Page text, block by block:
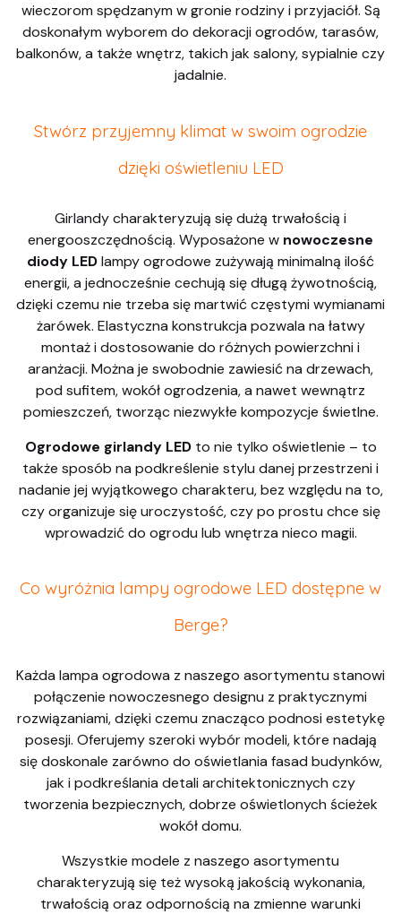
wieczorom spędzanym w gronie rodziny i przyjaciół. Są
doskonałym wyborem do dekoracji ogrodów, tarasów,
balkonów, a także wnętrz, takich jak salony, sypialnie czy
jadalnie.
Stwórz przyjemny klimat w swoim ogrodzie
dzięki oświetleniu LED
Girlandy charakteryzują się dużą trwałością i
energooszczędnością. Wyposażone w nowoczesne
diody LEDlampy ogrodowe zużywają minimalną ilość
energii, a jednocześnie cechują się długą żywotnością,
dzięki czemu nie trzeba się martwić częstymi wymianami
żarówek. Elastyczna konstrukcja pozwala na łatwy
montaż i dostosowanie do różnych powierzchni i
aranżacji. Można je swobodnie zawiesić na drzewach,
pod sufitem, wokół ogrodzenia, a nawet wewnątrz
pomieszczeń, tworząc niezwykłe kompozycje świetlne.
Ogrodowe girlandy LEDto nie tylko oświetlenie – to
także sposób na podkreślenie stylu danej przestrzeni i
nadanie jej wyjątkowego charakteru, bez względu na to,
czy organizuje się uroczystość, czy po prostu chce się
wprowadzić do ogrodu lub wnętrza nieco magii.
Co wyróżnia lampy ogrodowe LED dostępne w
Berge?
Każda lampa ogrodowa z naszego asortymentu stanowi
połączenie nowoczesnego designu z praktycznymi
rozwiązaniami, dzięki czemu znacząco podnosi estetykę
posesji. Oferujemy szeroki wybór modeli, które nadają
się doskonale zarówno do oświetlania fasad budynków,
jak i podkreślania detali architektonicznych czy
tworzenia bezpiecznych, dobrze oświetlonych ścieżek
wokół domu.
Wszystkie modele z naszego asortymentu
charakteryzują się też wysoką jakością wykonania,
trwałością oraz odpornością na zmienne warunki